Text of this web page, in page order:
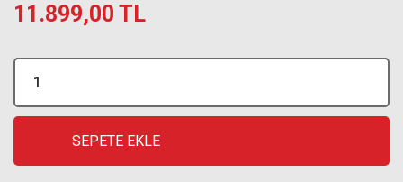
11.899,00 TL
SEPETE EKLE